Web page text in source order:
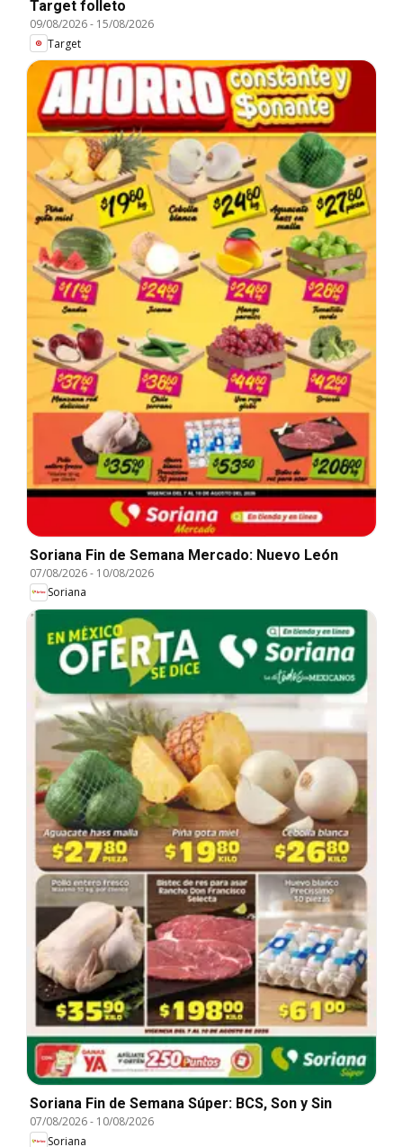
Target folleto
09/08/2026- 15/08/2026
Target
Soriana Fin de Semana Mercado: Nuevo León
07/08/2026- 10/08/2026
Soriana
Soriana Fin de Semana Súper: BCS, Son y Sin
07/08/2026- 10/08/2026
Soriana